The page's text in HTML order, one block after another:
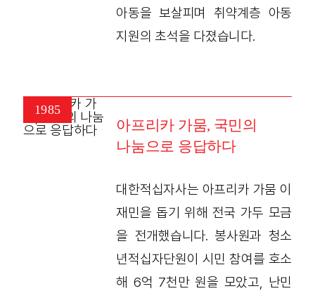
아동을 보살피며 취약계층 아동
지원의 초석을 다졌습니다.
1985
아프리카 가뭄, 국민의
나눔으로 응답하다
대한적십자사는 아프리카 가뭄 이
재민을 돕기 위해 전국 가두 모금
을 전개했습니다. 봉사원과 청소
년적십자단원이 시민 참여를 호소
해 6억 7천만 원을 모았고, 난민